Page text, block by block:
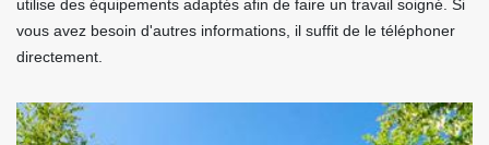
utilise des équipements adaptés afin de faire un travail soigné. Si
vous avez besoin d'autres informations, il suffit de le téléphoner
directement.